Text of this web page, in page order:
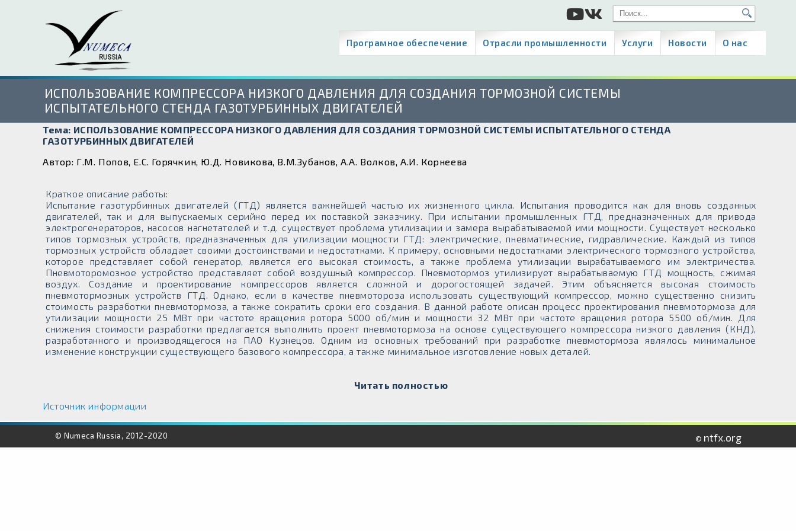
Програмное обеспечение Отрасли промышленности Услуги Новости О нас
ИСПОЛЬЗОВАНИЕ КОМПРЕССОРА НИЗКОГО ДАВЛЕНИЯ ДЛЯ СОЗДАНИЯ ТОРМОЗНОЙ СИСТЕМЫ
ИСПЫТАТЕЛЬНОГО СТЕНДА ГАЗОТУРБИННЫХ ДВИГАТЕЛЕЙ
Тема: ИСПОЛЬЗОВАНИЕ КОМПРЕССОРА НИЗКОГО ДАВЛЕНИЯ ДЛЯ СОЗДАНИЯ ТОРМОЗНОЙ СИСТЕМЫ ИСПЫТАТЕЛЬНОГО СТЕНДА
ГАЗОТУРБИННЫХ ДВИГАТЕЛЕЙ
Автор: Г.М. Попов, Е.С. Горячкин, Ю.Д. Новикова, В.М.Зубанов, А.А. Волков, А.И. Корнеева
Краткое описание работы:
Испытание газотурбинных двигателей (ГТД) является важнейшей частью их жизненного цикла. Испытания проводится как для вновь созданных
двигателей, так и для выпускаемых серийно перед их поставкой заказчику. При испытании промышленных ГТД, предназначенных для привода
электрогенераторов, насосов нагнетателей и т.д. существует проблема утилизации и замера вырабатываемой ими мощности. Существует несколько
типов тормозных устройств, предназначенных для утилизации мощности ГТД: электрические, пневматические, гидравлические. Каждый из типов
тормозных устройств обладает своими достоинствами и недостатками. К примеру, основными недостатками электрического тормозного устройства,
которое представляет собой генератор, является его высокая стоимость, а также проблема утилизации вырабатываемого им электричества.
Пневмоторомозное устройство представляет собой воздушный компрессор. Пневмотормоз утилизирует вырабатываемую ГТД мощность, сжимая
воздух. Создание и проектирование компрессоров является сложной и дорогостоящей задачей. Этим объясняется высокая стоимость
пневмотормозных устройств ГТД. Однако, если в качестве пневмотороза использовать существующий компрессор, можно существенно снизить
стоимость разработки пневмотормоза, а также сократить сроки его создания. В данной работе описан процесс проектирования пневмотормоза для
утилизации мощности 25 МВт при частоте вращения ротора 5000 об/мин и мощности 32 МВт при частоте вращения ротора 5500 об/мин. Для
снижения стоимости разработки предлагается выполнить проект пневмотормоза на основе существующего компрессора низкого давления (КНД),
разработанного и производящегося на ПАО Кузнецов. Одним из основных требований при разработке пневмотормоза являлось минимальное
изменение конструкции существующего базового компрессора, а также минимальное изготовление новых деталей.
Читать полностью
Источник информации
© Numeca Russia, 2012-2020 © ntfx.org